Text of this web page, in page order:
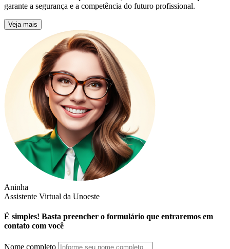
garante a segurança e a competência do futuro profissional.
Veja mais
Aninha
Assistente Virtual da Unoeste
É simples! Basta preencher o formulário que entraremos em
contato com você
Nome completo